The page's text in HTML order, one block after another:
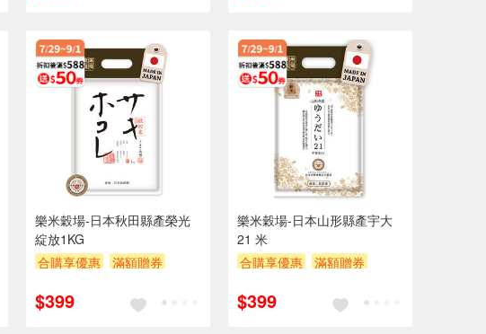
樂米穀場-日本秋田縣產榮光
綻放1KG
合購享優惠
滿額贈券
$399
樂米穀場-日本山形縣產宇大
21 米
合購享優惠
滿額贈券
$399